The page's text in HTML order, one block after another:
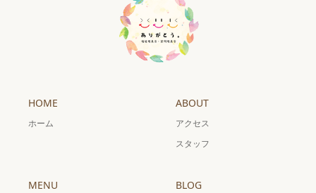
HOME
ホーム
ABOUT
アクセス
スタッフ
MENU BLOG